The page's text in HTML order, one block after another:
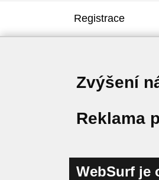
Registrace
Zvýšení
Reklama
WebSurf je